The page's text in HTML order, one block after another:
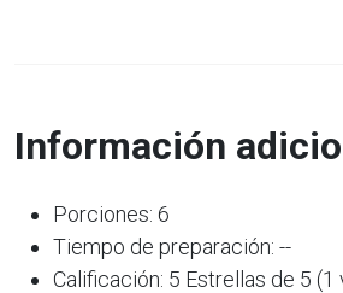
Información
Porciones: 6
Tiempo de preparación: --
Calificación: 5 Estrellas de 5 (1